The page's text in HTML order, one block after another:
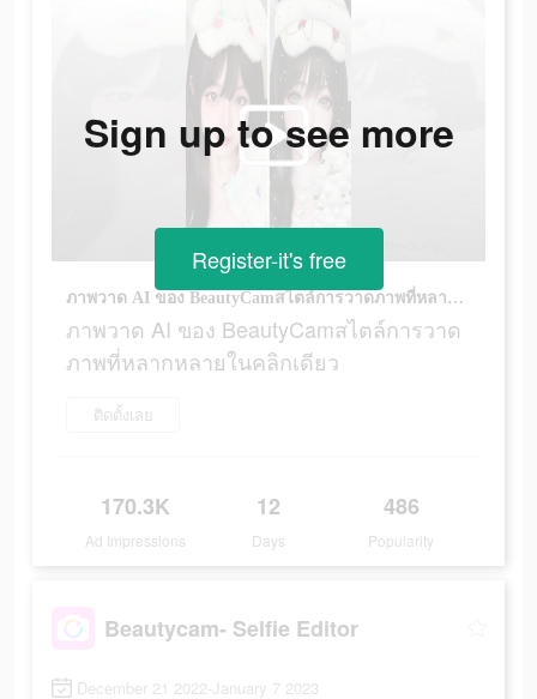
ภาพวาด AI ของ BeautyCamสไตล์การวาดภาพที่หลากหลายในคลิกเดียว
ภาพวาด AI ของ BeautyCamสไตล์การวาด
ภาพที่หลากหลายในคลิกเดียว
ติดตั้งเลย
170.3K
Ad Impressions
12
Days
486
Popularity
Sign up to see more
Register-it's free
Beautycam- Selfie Editor
December 21 2022-January 7 2023